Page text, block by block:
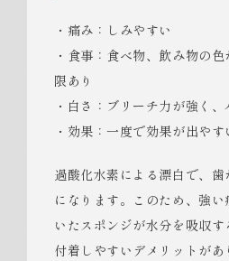
・痛み：しみやすい
・食事：食べ物、飲み物の
限あり
・白さ：ブリーチ力が強く
・効果：一度で効果が出やす
過酸化水素による漂白で、
になります。このため、強
いたスポンジが水分を吸収
付着しやすいデメリットがあ